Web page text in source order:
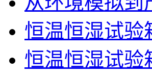
恒温恒湿试验
恒温恒湿试验